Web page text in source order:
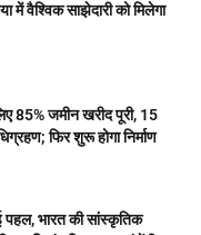
में वैश्विक साझेदारी को मिलेगा
85% जमीन खरीद पूरी, 15
फिर शुरू होगा निर्माण
भारत की सांस्कृतिक